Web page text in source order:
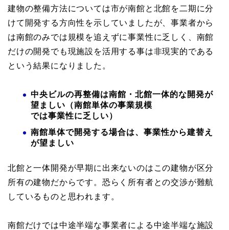
建物の整備方法については市が南館と北館を二期に分
けて開発する方向性を示していましたが、事業者から
は南館のみでは規模を追えずに事業性に乏しく、南館
だけの開発でも現施設を活用する事は非現実的である
という結果になりました。
中央ビルの再整備は南館・北館一体的な開発が
望ましい（南館単体の事業規模
では事業性に乏しい）
南館単体で開発する場合は、事業性から建替え
が望ましい
北館と一体開発が早期に出来ないのはこの建物が区分
所有の建物だからです。恐らく所有者との交渉が難航
しているものと思われます。
南館だけでは中途半端な事業者による中途半端な施設